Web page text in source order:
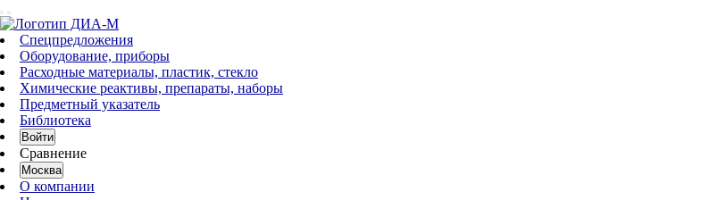
Спецпредложения
Оборудование, приборы
Расходные материалы, пластик, стекло
Химические реактивы, препараты, наборы
Предметный указатель
Библиотека
Войти
Сравнение
Москва
О компании